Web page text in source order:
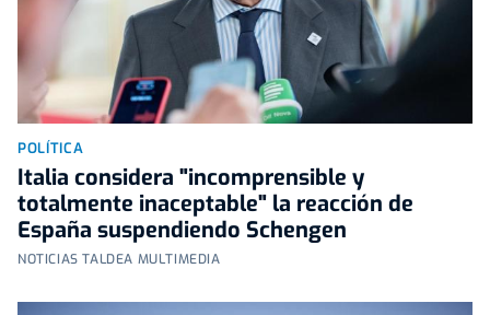
POLÍTICA
Italia considera "incomprensible y
totalmente inaceptable" la reacción de
España suspendiendo Schengen
NOTICIAS TALDEA MULTIMEDIA